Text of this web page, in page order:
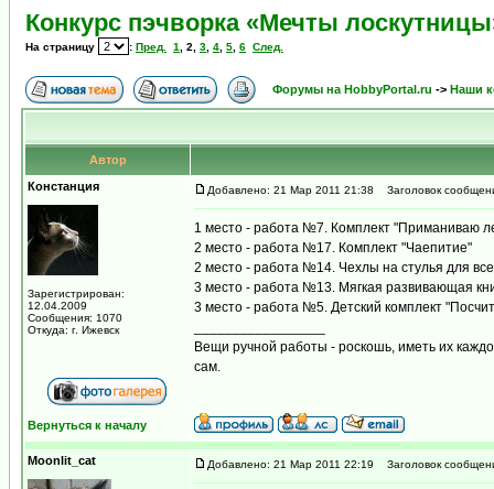
Конкурс пэчворка «Мечты
На страницу : Пред. 1 2 3 4 5 6 След.
Форумы на HobbyPortal.ru -> Наши
Автор
Констанция
Зарегистрирован:
12.04.2009
Сообщения: 1070
Откуда: г. Ижевск
Добавлено: 21 Мар 2011 21:38 Заголовок
1 место - работа №7. Комплект "Приманиваю
2 место - работа №17. Комплект "Чаепитие"
2 место - работа №14. Чехлы на стулья для
3 место - работа №13. Мягкая развивающая
3 место - работа №5. Детский комплект
Вещи ручной работы - роскошь, иметь их
сам.
Вернуться к началу
Moonlit_cat Добавлено: 21 Мар 2011 22:19 Заголовок